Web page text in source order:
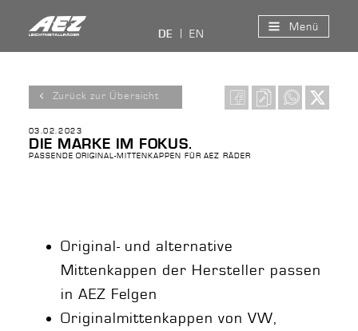
DE EN
Menü
Zurück zur Übersicht
03.02.2023
DIE MARKE IM FOKUS.
PASSENDE ORIGINAL-MITTENKAPPEN FÜR AEZ RÄDER
Original- und alternative
Mittenkappen der Hersteller passen
in AEZ Felgen
Originalmittenkappen von VW,